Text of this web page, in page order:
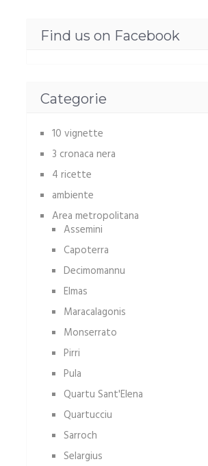
Find us on Facebook
Categorie
10 vignette
3 cronaca nera
4 ricette
ambiente
Area metropolitana
Assemini
Capoterra
Decimomannu
Elmas
Maracalagonis
Monserrato
Pirri
Pula
Quartu Sant'Elena
Quartucciu
Sarroch
Selargius